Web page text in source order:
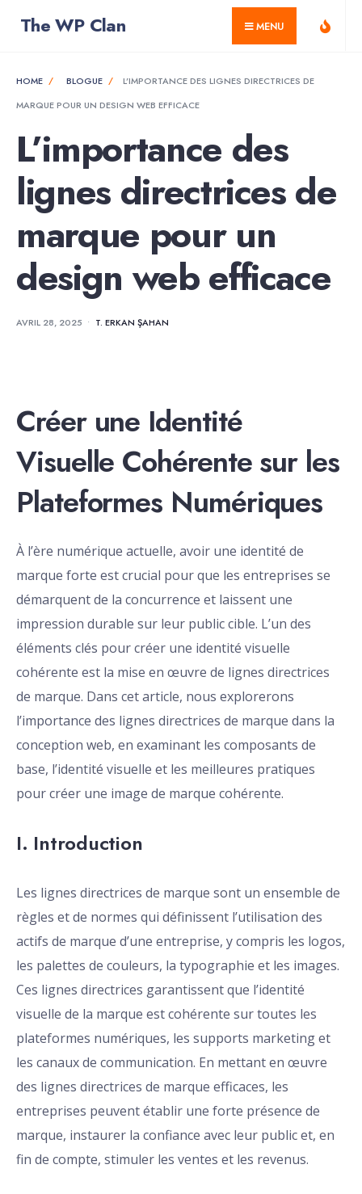
The WP Clan MENU
HOME BLOGUE
L’IMPORTANCE DES LIGNES DIRECTRICES DE
MARQUE POUR UN DESIGN WEB EFFICACE
L’importance des
lignes directrices de
marque pour un
design web efficace
AVRIL 28, 2025 • T. ERKAN ŞAHAN
Créer une Identité
Visuelle Cohérente sur les
Plateformes Numériques
À l’ère numérique actuelle, avoir une identité de
marque forte est crucial pour que les entreprises se
démarquent de la concurrence et laissent une
impression durable sur leur public cible. L’un des
éléments clés pour créer une identité visuelle
cohérente est la mise en œuvre de lignes directrices
de marque. Dans cet article, nous explorerons
l’importance des lignes directrices de marque dans la
conception web, en examinant les composants de
base, l’identité visuelle et les meilleures pratiques
pour créer une image de marque cohérente.
I. Introduction
Les lignes directrices de marque sont un ensemble de
règles et de normes qui définissent l’utilisation des
actifs de marque d’une entreprise, y compris les logos,
les palettes de couleurs, la typographie et les images.
Ces lignes directrices garantissent que l’identité
visuelle de la marque est cohérente sur toutes les
plateformes numériques, les supports marketing et
les canaux de communication. En mettant en œuvre
des lignes directrices de marque efficaces, les
entreprises peuvent établir une forte présence de
marque, instaurer la confiance avec leur public et, en
fin de compte, stimuler les ventes et les revenus.